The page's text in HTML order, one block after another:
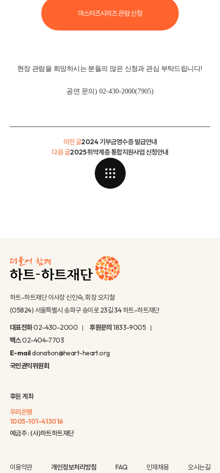
마스터즈시리즈 관람 신청
현장 관람을 희망하시는 분들의 많은 신청과 관심 부탁드립니다!
공연 문의 ) 02-430-2000(7905)
이전 글2024 기부금영수증 발급안내
2025 취약계층 통합지원사업 신청안내
다음 글
하트-하트재단 이사장 신인숙, 회장 오지철
(05824) 서울특별시 송파구 송이로 23길 34 하트-하트재단
대표전화02-430-2000 후원문의 1833-9005
팩스02-404-7703
E-maildonation@heart-heart.org
국민권익위원회
후원 계좌
우리은행
1005-101-413016
예금주 : (사)하트하트재단
이용약관 개인정보처리방침 FAQ 인재채용 오시는길